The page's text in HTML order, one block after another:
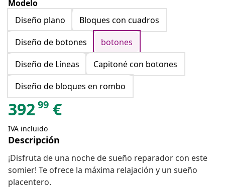
Modelo
Diseño plano
Bloques con cuadros
Diseño de botones
botones
Diseño de Líneas
Capitoné con botones
Diseño de bloques en rombo
39299 €
IVA incluido
Descripción
¡Disfruta de una noche de sueño reparador con este
somier! Te ofrece la máxima relajación y un sueño
placentero.